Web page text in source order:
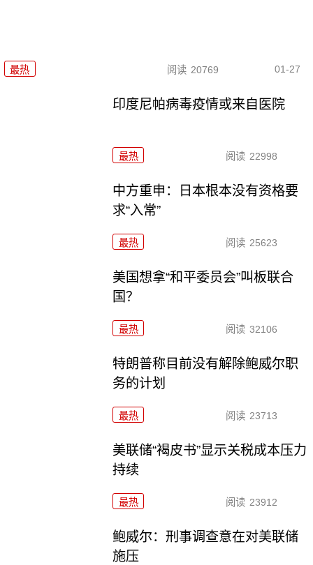
最热 阅读 20769 01-27
印度尼帕病毒疫情或来自医院
最热 阅读 22998
中方重申：日本根本没有资格要
求“入常”
最热 阅读 25623
美国想拿“和平委员会”叫板联合
国？
最热 阅读 32106
特朗普称目前没有解除鲍威尔职
务的计划
最热 阅读 23713
美联储“褐皮书”显示关税成本压力
持续
最热 阅读 23912
鲍威尔：刑事调查意在对美联储
施压